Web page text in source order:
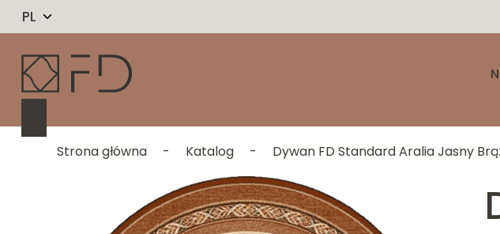
PL
Strona główna - Katalog - Dywan FD Standard Aralia Jasny